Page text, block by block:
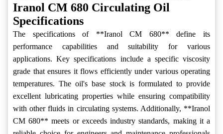
Iranol CM 680 Circulating Oil
Specifications
The specifications of **Iranol CM 680** define its
performance capabilities and suitability for various
applications. Key specifications include a specific viscosity
grade that ensures it flows efficiently under various operating
temperatures. The oil's base stock is formulated to provide
excellent lubricating properties while ensuring compatibility
with other fluids in circulating systems. Additionally, **Iranol
CM 680** meets or exceeds industry standards, making it a